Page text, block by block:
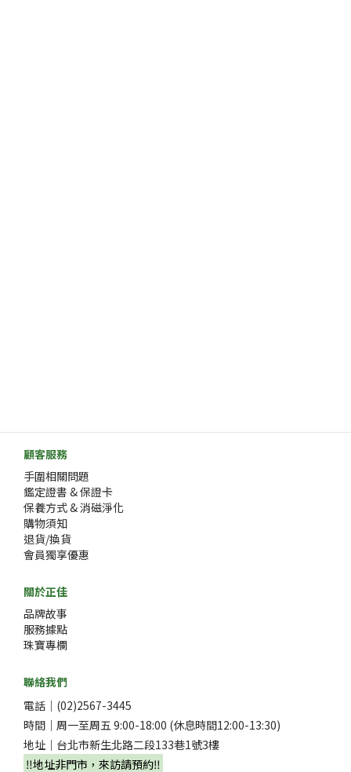
顧客服務
手圍相關問題
鑑定證書 & 保證卡
保養方式 & 消磁淨化
購物須知
退貨/換貨
會員獨享優惠
關於正佳
品牌故事
服務據點
珠寶專欄
聯絡我們
電話｜(02)2567-3445
時間｜周一至周五 9:00-18:00 (休息時間12:00-13:30)
地址｜台北市新生北路二段133巷1號3樓
‼️地址非門市，來訪請預約‼️